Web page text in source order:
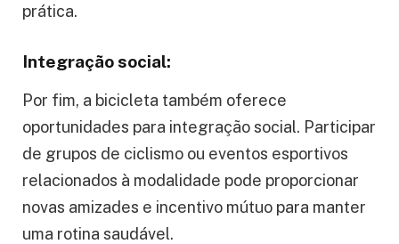
prática.
Integração social:
Por fim, a bicicleta também oferece
oportunidades para integração social. Participar
de grupos de ciclismo ou eventos esportivos
relacionados à modalidade pode proporcionar
novas amizades e incentivo mútuo para manter
uma rotina saudável.